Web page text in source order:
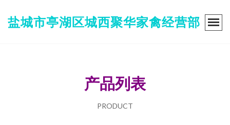
盐城市亭湖区城西聚华家禽经营部
产品列表
PRODUCT